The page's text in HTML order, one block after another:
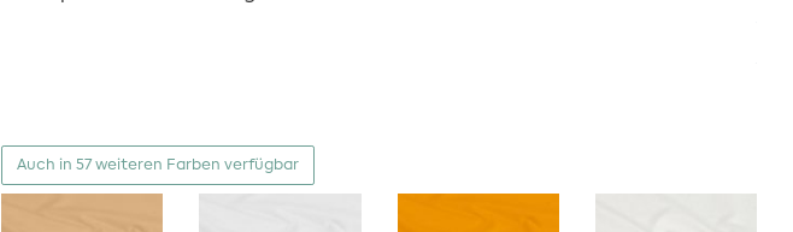
Auch in 57 weiteren Farben verfügbar